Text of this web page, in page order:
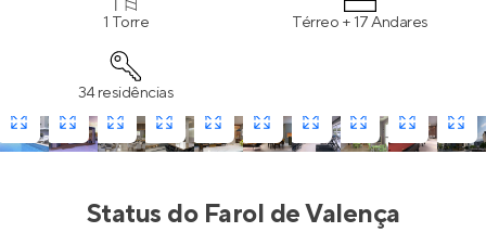
1 Torre Térreo + 17 Andares
34 residências
Status do Farol de Valença